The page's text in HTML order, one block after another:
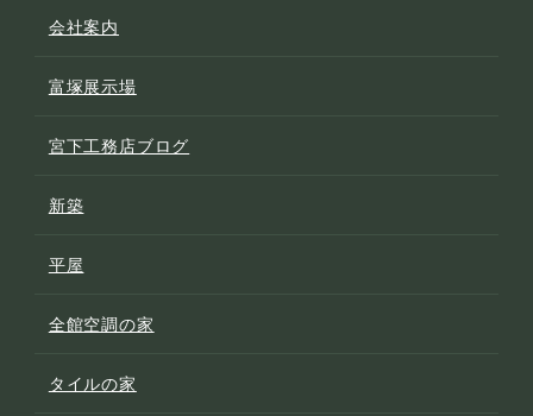
会社案内
富塚展示場
宮下工務店ブログ
新築
平屋
全館空調の家
タイルの家